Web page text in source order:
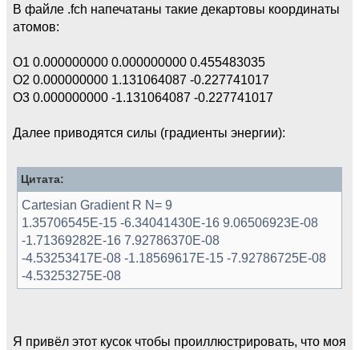
В файле .fch напечатаны такие декартовы координаты
атомов:
O1 0.000000000 0.000000000 0.455483035
O2 0.000000000 1.131064087 -0.227741017
O3 0.000000000 -1.131064087 -0.227741017
Далее приводятся силы (градиенты энергии):
Цитата:
Cartesian Gradient R N= 9
1.35706545E-15 -6.34041430E-16 9.06506923E-08
-1.71369282E-16 7.92786370E-08
-4.53253417E-08 -1.18569617E-15 -7.92786725E-08
-4.53253275E-08
Я привёл этот кусок чтобы проиллюстрировать, что моя